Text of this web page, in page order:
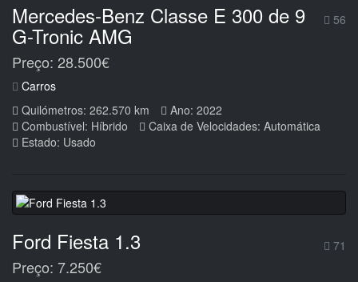
56
Mercedes-Benz Classe E 300 de 9
G-Tronic AMG
Preço: 28.500€
Carros
Quilómetros: 262.570 km
Ano: 2022
Combustível: Híbrido
Caixa de Velocidades: Automática
Estado: Usado
71
Ford Fiesta 1.3
Preço: 7.250€